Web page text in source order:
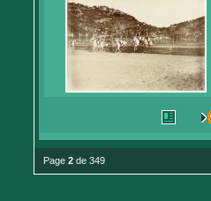
Page 2 de 349